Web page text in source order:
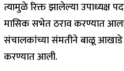
त्यामुळे रिक्त झालेल्या उपाध्यक्ष
मासिक सभेत ठराव करण्यात
संचालकांच्या संमतीने बाळू आखाडे
करण्यात आली.